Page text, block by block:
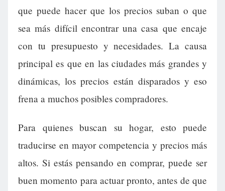
que puede hacer que los precios suban o que
sea más difícil encontrar una casa que encaje
con tu presupuesto y necesidades. La causa
principal es que en las ciudades más grandes y
dinámicas, los precios están disparados y eso
frena a muchos posibles compradores.
Para quienes buscan su hogar, esto puede
traducirse en mayor competencia y precios más
altos. Si estás pensando en comprar, puede ser
buen momento para actuar pronto, antes de que